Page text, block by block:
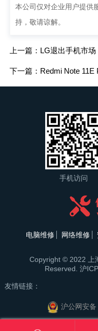
本公司仅对企业用户提供
持，敬请谅解。
手机访问
电脑维修 网络维修
Copyright © 2022 上
Reserved. 沪
友情链接：
沪公网安